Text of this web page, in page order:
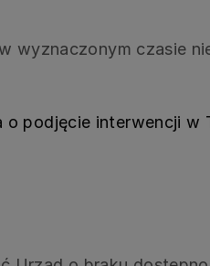
wyznaczonym czasie
o podjęcie interwencji w